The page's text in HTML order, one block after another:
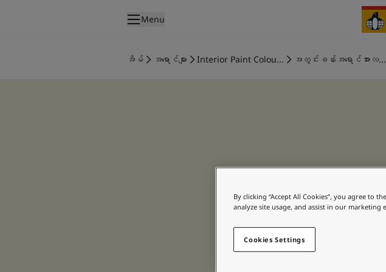
Menu
အိမ် အရောင်များ Interior Paint Colou... အတွင်းခန်းအရောင်အားလ...
By clicking “Accept All Cookies”, you agree to
analyze site usage, and assist in our marketing
Cookies Settings